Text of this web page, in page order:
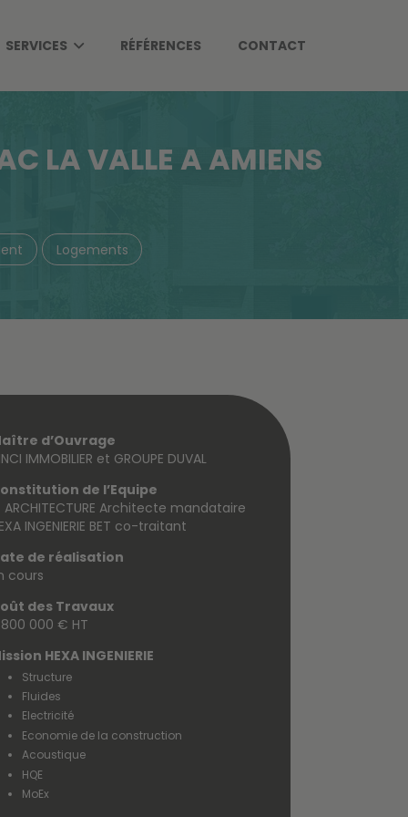
SERVICES RÉFÉRENCES CONTACT
LA VALLE A AMIENS
Logements
d’Ouvrage
IMMOBILIER et GROUPE DUVAL
de l’Equipe
ARCHITECTURE Architecte mandataire
INGENIERIE BET co-traitant
de réalisation
cours
des Travaux
000 € HT
HEXA INGENIERIE
Structure
Fluides
Electricité
Economie de la construction
Acoustique
HQE
MoEx